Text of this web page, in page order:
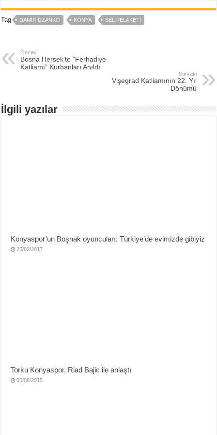
Tag DAMIR DZANKO KONYA SEL FELAKETI
Önceki
Bosna Hersek’te “Ferhadiye
Katliamı” Kurbanları Anıldı
Sonraki
Vişegrad Katliamının 22. Yıl
Dönümü
İlgili yazılar
Konyaspor’un Boşnak oyuncuları: Türkiye’de evimizde gibiyiz
25/02/2017
Torku Konyaspor, Riad Bajic ile anlaştı
05/08/2015